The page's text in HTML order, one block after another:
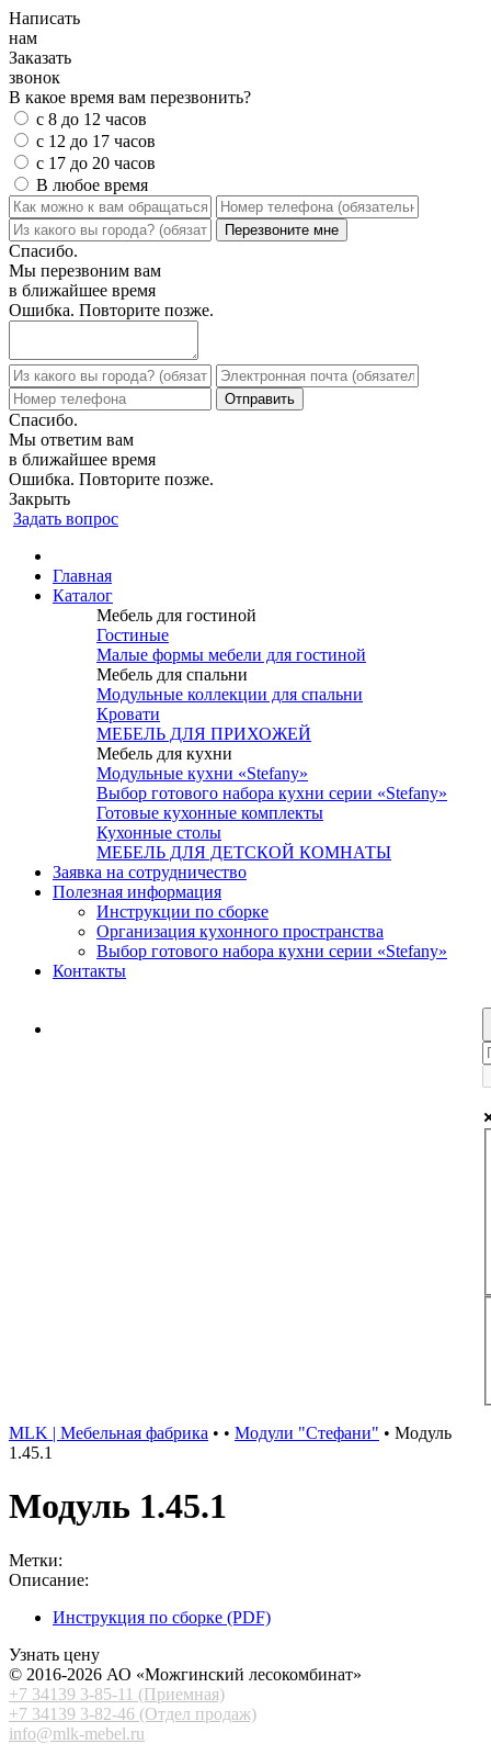
Написать
нам
Заказать
звонок
В какое время вам перезвонить?
с 8 до 12 часов
с 12 до 17 часов
с 17 до 20 часов
В любое время
Спасибо.
Мы перезвоним вам
в ближайшее время
Ошибка. Повторите позже.
Спасибо.
Мы ответим вам
в ближайшее время
Ошибка. Повторите позже.
Закрыть
Задать вопрос
Главная
Каталог
Мебель для гостиной
Гостиные
Малые формы мебели для гостиной
Мебель для спальни
Модульные коллекции для спальни
Кровати
МЕБЕЛЬ ДЛЯ ПРИХОЖЕЙ
Мебель для кухни
Модульные кухни «Stefany»
Выбор готового набора кухни серии «Stefany»
Готовые кухонные комплекты
Кухонные столы
МЕБЕЛЬ ДЛЯ ДЕТСКОЙ КОМНАТЫ
Заявка на сотрудничество
Полезная информация
Инструкции по сборке
Организация кухонного пространства
Выбор готового набора кухни серии «Stefany»
Контакты
MLK | Мебельная фабрика • • Модули "Стефани" • Модуль
1.45.1
Модуль 1.45.1
Метки:
Описание:
Инструкция по сборке (PDF)
Узнать цену
© 2016-2026 АО «Можгинский лесокомбинат»
+7 34139 3-85-11 (Приемная)
+7 34139 3-82-46 (Отдел продаж)
info@mlk-mebel.ru